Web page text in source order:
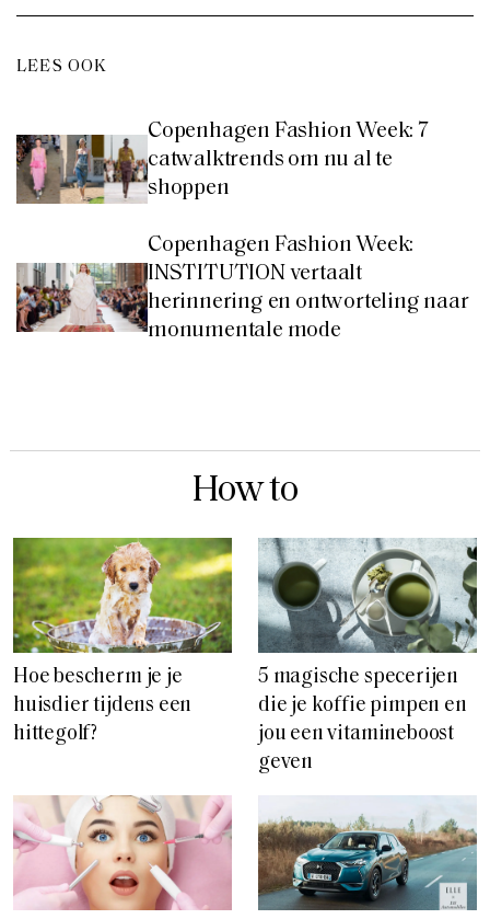
LEES OOK
Copenhagen Fashion Week: 7
catwalktrends om nu al te
shoppen
Copenhagen Fashion Week:
INSTITUTION vertaalt
herinnering en ontworteling naar
monumentale mode
How to
Hoe bescherm je je
huisdier tijdens een
hittegolf?
5 magische specerijen
die je koffie pimpen en
jou een vitamineboost
geven